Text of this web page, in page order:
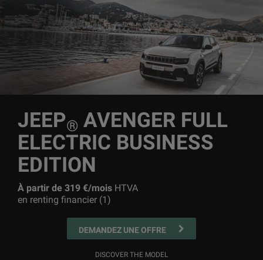
JEEP® AVENGER FULL
ELECTRIC BUSINESS
EDITION
À partir de 319 €/mois HTVA
en renting financier (1)
DEMANDEZ UNE OFFRE
DISCOVER THE MODEL